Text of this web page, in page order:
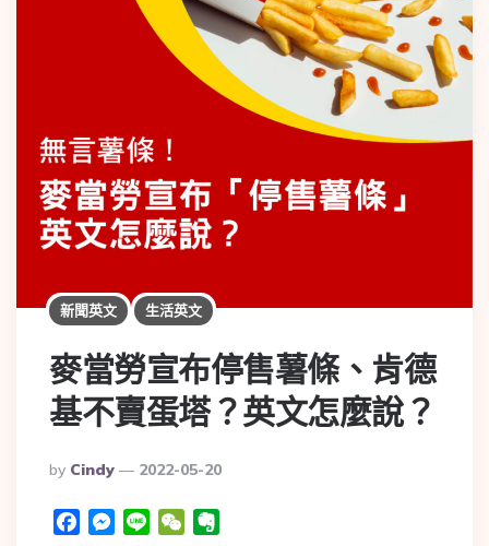
新聞英文 生活英文
麥當勞宣布停售薯條、肯德
基不賣蛋塔？英文怎麼說？
By Cindy 2022-05-20
FacebookMessenger
Line WeChat